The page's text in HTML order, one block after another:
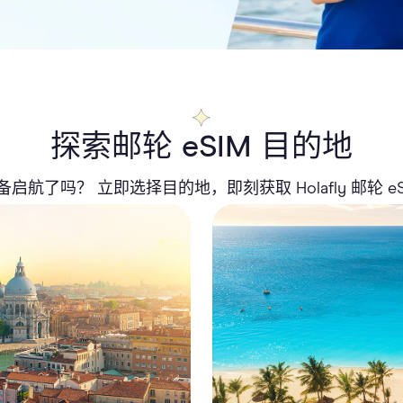
探索邮轮 eSIM 目的地
启航了吗？ 立即选择目的地，即刻获取 Holafly 邮轮